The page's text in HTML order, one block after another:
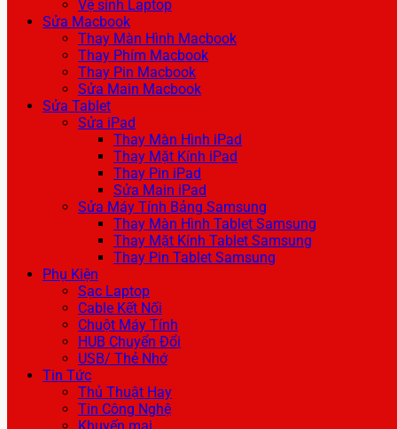
Vệ sinh Laptop
Sửa Macbook
Thay Màn Hình Macbook
Thay Phím Macbook
Thay Pin Macbook
Sửa Main Macbook
Sửa Tablet
Sửa iPad
Thay Màn Hình iPad
Thay Mặt Kính iPad
Thay Pin iPad
Sửa Main iPad
Sửa Máy Tính Bảng Samsung
Thay Màn Hình Tablet Samsung
Thay Mặt Kính Tablet Samsung
Thay Pin Tablet Samsung
Phụ Kiện
Sạc Laptop
Cable Kết Nối
Chuột Máy Tính
HUB Chuyển Đổi
USB/ Thẻ Nhớ
Tin Tức
Thủ Thuật Hay
Tin Công Nghệ